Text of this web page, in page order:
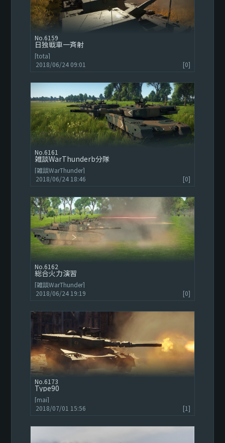
6159
日独戦車一斉射
[tota]
2018/06/24 09:01
[0]
6161
雑談WarThunderb分隊
[雑談WarThunder]
2018/06/24 18:46
[0]
6162
総合火力演習
[雑談WarThunder]
2018/06/24 19:19
[0]
6173
Type90
[mai]
2018/07/01 15:56
[1]